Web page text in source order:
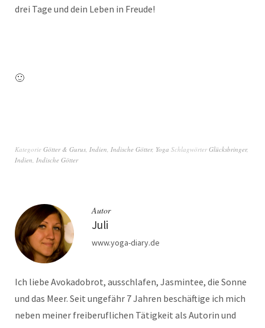
drei Tage und dein Leben in Freude!
🙂
Kategorie Götter & Gurus Indien Indische Götter, Yoga SchlagwörterGlücksbringer,
Indien Indische Götter
Autor
Juli
www.yoga-diary.de
Ich liebe Avokadobrot, ausschlafen, Jasmintee, die Sonne
und das Meer. Seit ungefähr 7 Jahren beschäftige ich mich
neben meiner freiberuflichen Tätigkeit als Autorin und